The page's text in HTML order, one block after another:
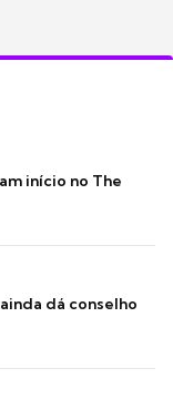
início no The
dá conselho